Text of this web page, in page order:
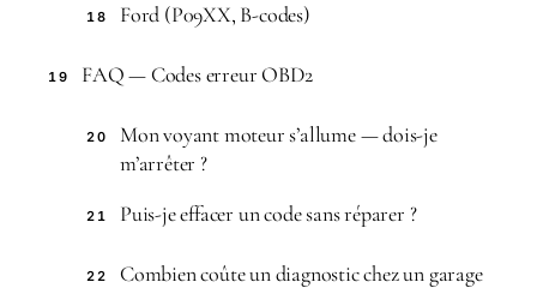
18 Ford (P09XX, B-codes)
19 FAQ — Codes erreur OBD2
20
Mon voyant moteur s’allume — dois-je
m’arrêter ?
21 Puis-je effacer un code sans réparer ?
22
Combien coûte un diagnostic chez un garage